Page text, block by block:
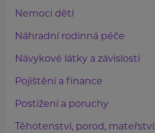
Nemoci dětí
Náhradní rodinná péče
Návykové látky a závislosti
Pojištění a finance
Postižení a poruchy
Těhotenství, porod, mateřství